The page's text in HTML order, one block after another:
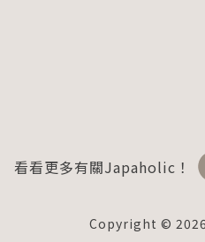
看看更多有關Japaholic！
Copyright © 2026